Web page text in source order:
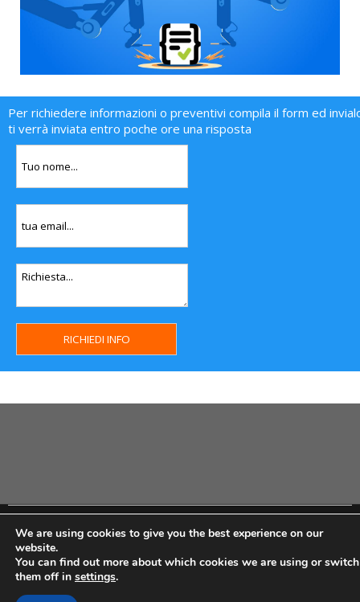
Per richiedere informazioni o preventivi compila il form ed
ti verrà inviata entro poche ore una risposta
Copyright MHWeb © 2018 - Privacy & GDPR - Cookie Policy -
We are using cookies to give you the best experience on our
website.
You can find out more about which cookies we are using or switch
them off in settings.